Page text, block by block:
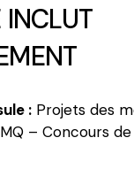
INCLUT
: Projets des
– Concours